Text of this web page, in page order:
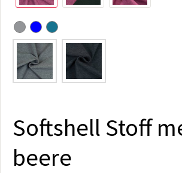
Softshell Stoff
beere